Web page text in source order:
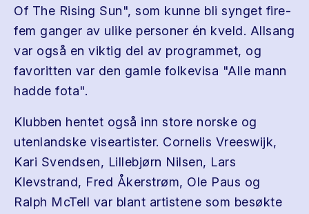
Of The Rising Sun", som kunne bli synget fire-
fem ganger av ulike personer én kveld. Allsang
var også en viktig del av programmet, og
favoritten var den gamle folkevisa "Alle mann
hadde fota".
Klubben hentet også inn store norske og
utenlandske viseartister. Cornelis Vreeswijk,
Kari Svendsen, Lillebjørn Nilsen, Lars
Klevstrand, Fred Åkerstrøm, Ole Paus og
Ralph McTell var blant artistene som besøkte